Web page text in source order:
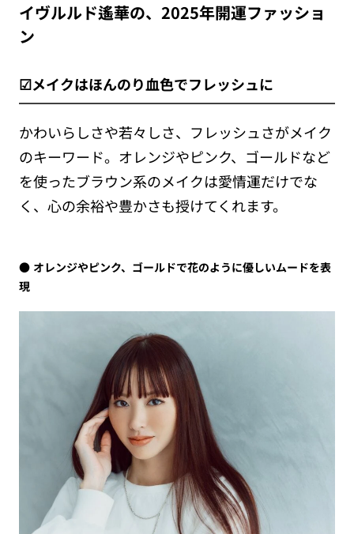
イヴルルド遙華の、2025年開運ファッショ
ン
☑メイクはほんのり血色でフレッシュに
かわいらしさや若々しさ、フレッシュさがメイク
のキーワード。オレンジやピンク、ゴールドなど
を使ったブラウン系のメイクは愛情運だけでな
く、心の余裕や豊かさも授けてくれます。
オレンジやピンク、ゴールドで花のように優しいムードを表
現